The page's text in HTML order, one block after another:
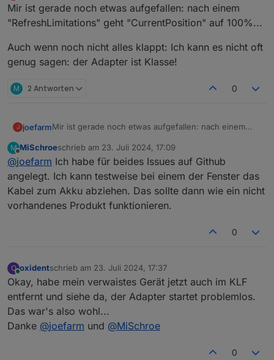
die fehlenden Produkte gelöscht. Und siehe da, kein
Timeout mehr...
Offline
Mir ist gerade noch etwas aufgefallen: nach einem
"RefreshLimitations" geht "CurrentPosition" auf 100%...
Auch wenn noch nicht alles klappt: Ich kann es nicht oft
genug sagen: der Adapter ist Klasse!
M 2 Antworten 0
J joefarmMir ist gerade noch etwas aufgefallen: nach einem
100%...
Auch wenn noch nicht alles klappt: Ich kann es nicht
oft genug sagen: der Adapter ist Klasse!
M
Offline
MiSchroeschrieb am 23. Juli 2024, 17:09
zuletzt editiert von
@joefarm Ich habe für beides Issues auf Github
angelegt. Ich kann testweise bei einem der Fenster das
Kabel zum Akku abziehen. Das sollte dann wie ein nicht
vorhandenes Produkt funktionieren.
0
O
Online
oxidentschrieb am 23. Juli 2024, 17:37
zuletzt editiert von
Okay, habe mein verwaistes Gerät jetzt auch im KLF
entfernt und siehe da, der Adapter startet problemlos.
Das war's also wohl...
Danke @joefarm und @MiSchroe
0